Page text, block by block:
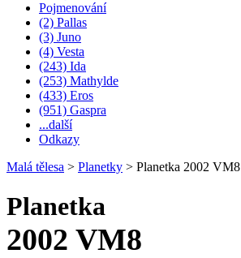
Pojmenování
(2) Pallas
(3) Juno
(4) Vesta
(243) Ida
(253) Mathylde
(433) Eros
(951) Gaspra
...další
Odkazy
Malá tělesa > Planetky > Planetka 2002 VM8
Planetka
2002 VM8